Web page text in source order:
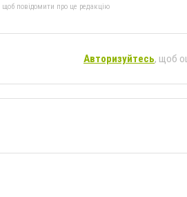
повідомити про це редакцію
Авторизуйтесь, щоб